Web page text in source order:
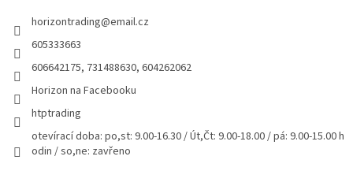
horizontrading@email.cz
605333663
606642175, 731488630, 604262062
Horizon na Facebooku
htptrading
otevírací doba: po,st: 9.00-16.30 / Út,Čt: 9.00-18.00 / pá: 9.00-15.00 h
odin / so,ne: zavřeno